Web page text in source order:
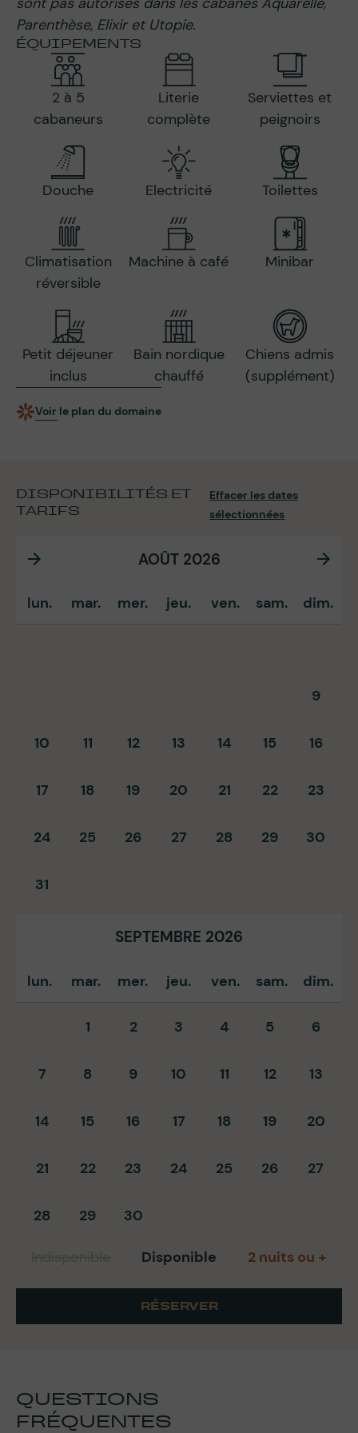
Parenthèse, Elixir et Utopie.
ÉQUIPEMENTS
2 à 5
cabaneurs
Literie
complète
Serviettes et
peignoirs
Douche Electricité Toilettes
Climatisation
réversible
Machine à café Minibar
Petit déjeuner
inclus
Bain nordique
chauffé
Chiens admis
(supplément)
Voir le plan du domaine
DISPONIBILITÉS ET
TARIFS
Effacer les dates
sélectionnées
AOÛT 2026
lun. mar. mer. jeu. ven. sam. dim.
9
10 11 12 13 14 15 16
17 18 19 20 21 22 23
24 25 26 27 28 29 30
31
SEPTEMBRE 2026
lun. mar. mer. jeu. ven. sam. dim.
1 2 3 4 5 6
7 8 9 10 11 12 13
14 15 16 17 18 19 20
21 22 23 24 25 26 27
28 29 30
Disponible 2 nuits ou +
RÉSERVER
QUESTIONS
FRÉQUENTES